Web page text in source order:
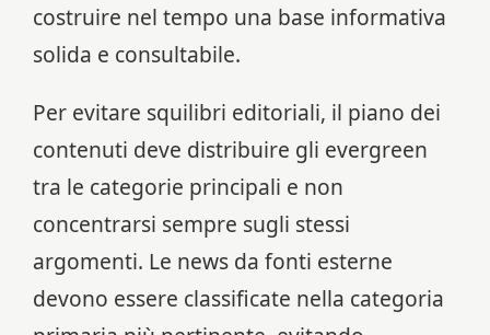
costruire nel tempo una base informativa
solida e consultabile.
Per evitare squilibri editoriali, il piano dei
contenuti deve distribuire gli evergreen
tra le categorie principali e non
concentrarsi sempre sugli stessi
argomenti. Le news da fonti esterne
devono essere classificate nella categoria